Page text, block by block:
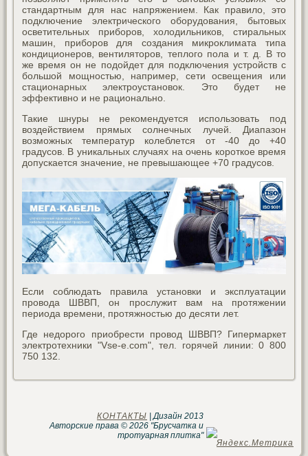
стандартным для нас напряжением. Как правило, это
подключение электрического оборудования, бытовых
осветительных приборов, холодильников, стиральных
машин, приборов для создания микроклимата типа
кондиционеров, вентиляторов, теплого пола и т. д. В то
же время он не подойдет для подключения устройств с
большой мощностью, например, сети освещения или
стационарных электроустановок. Это будет не
эффективно и не рационально.
Такие шнуры не рекомендуется использовать под
воздействием прямых солнечных лучей. Диапазон
возможных температур колеблется от -40 до +40
градусов. В уникальных случаях на очень короткое время
допускается значение, не превышающее +70 градусов.
Если соблюдать правила установки и эксплуатации
провода ШВВП, он прослужит вам на протяжении
периода времени, протяжностью до десяти лет.
Где недорого приобрести провод ШВВП? Гипермаркет
электротехники "Vse-e.com", тел. горячей линии: 0 800
750 132.
КОНТАКТЫ | Дизайн 2013
Авторские права © 2026 "Брусчатка и
тротуарная плитка"